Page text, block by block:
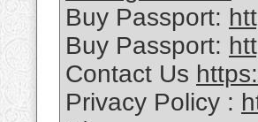
Buy Passport:
Buy Passport:
Contact Us
Privacy Policy :